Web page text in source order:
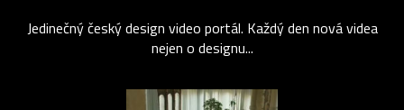
Jedinečný český design video portál. Každý den nová videa
nejen o designu...